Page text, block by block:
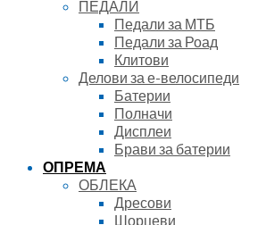
ПЕДАЛИ
Педали за МТБ
Педали за Роад
Клитови
Делови за е-велосипеди
Батерии
Полначи
Дисплеи
Брави за батерии
ОПРЕМА
ОБЛЕКА
Дресови
Шорцеви